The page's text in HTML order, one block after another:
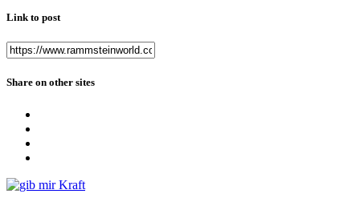
Link to post
Share on other sites